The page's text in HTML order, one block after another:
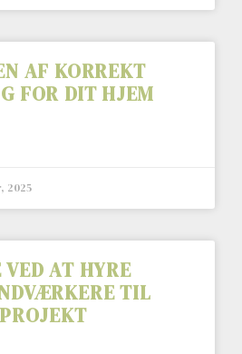
AF KORREKT
FOR DIT HJEM
2025
VED AT HYRE
TIL